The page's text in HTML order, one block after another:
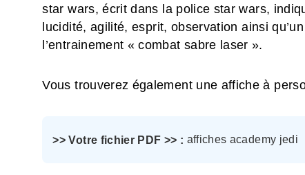
star wars, écrit dans la police star wars,
lucidité, agilité, esprit, observation ainsi
l’entrainement « combat sabre laser ».
Vous trouverez également une affiche à
affiches academy jedi